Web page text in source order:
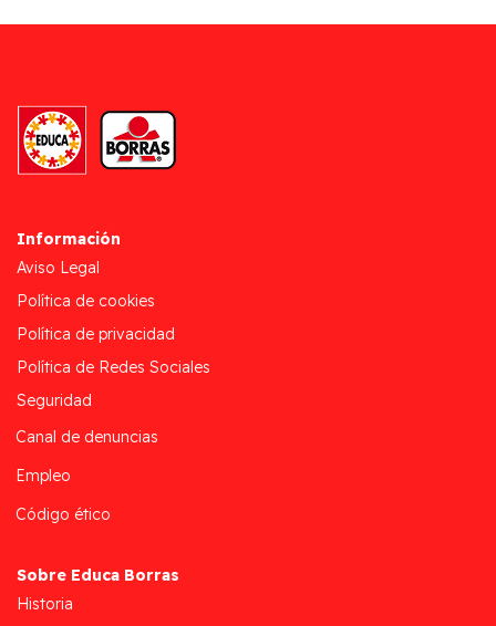
Información
Aviso Legal
Política de cookies
Política de privacidad
Política de Redes Sociales
Seguridad
Canal de denuncias
Empleo
Código ético
Sobre Educa Borras
Historia